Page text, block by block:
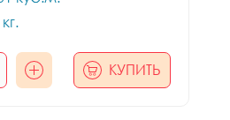
КУПИТЬ